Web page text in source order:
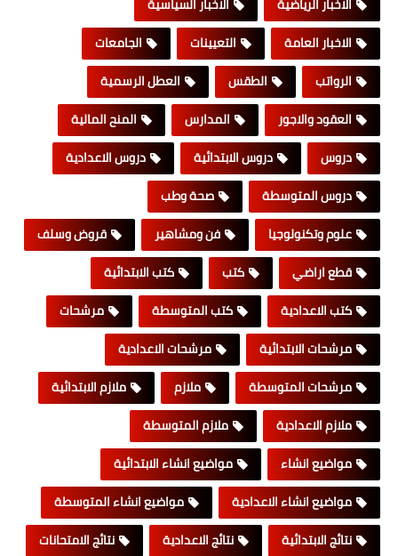
الاخبار العامة
التعيينات
الجامعات
الرواتب
الطقس
العطل الرسمية
العقود والاجور
المدارس
المنح المالية
دروس
دروس الابتدائية
دروس الاعدادية
دروس المتوسطة
صحة وطب
علوم وتكنولوجيا
فن ومشاهير
قروض وسلف
قطع اراضي
كتب
كتب الابتدائية
كتب الاعدادية
كتب المتوسطة
مرشحات
مرشحات الابتدائية
مرشحات الاعدادية
مرشحات المتوسطة
ملازم
ملازم الابتدائية
ملازم الاعدادية
ملازم المتوسطة
مواضيع انشاء
مواضيع انشاء الابتدائية
مواضيع انشاء الاعدادية
مواضيع انشاء المتوسطة
نتائج الابتدائية
نتائج الاعدادية
نتائج الامتحانات